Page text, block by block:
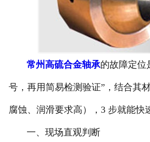
常州高硫合金轴承的故障定位
号，再用简易检测验证”，结合其
腐蚀、润滑要求高），3 步就能快
一、现场直观判断